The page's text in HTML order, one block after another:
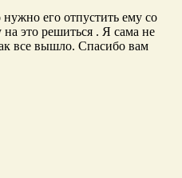
его отпустить ему со
это решиться . Я сама не
все вышло. Спасибо вам